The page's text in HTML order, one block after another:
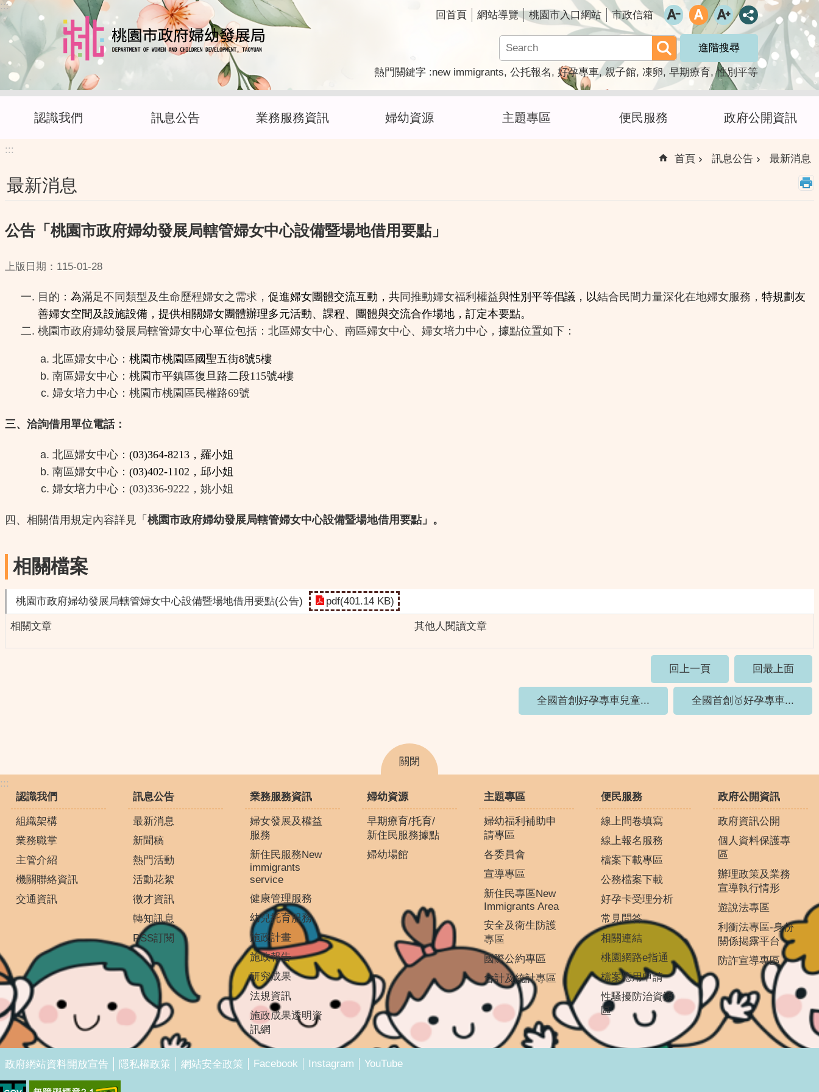
跳到主要內容區塊
:::
回首頁 網站導覽 桃園市入口網站 市政信箱
進階搜尋
熱門關鍵字 new immigrants 公托報名 好孕專車 親子館 凍卵 早期療育 性別平等
認識我們 訊息公告 業務服務資訊 婦幼資源 主題專區 便民服務 政府公開資訊
:::
首頁 訊息公告 最新消息
最新消息
公告「桃園市政府婦幼發展局轄管婦女中心設備暨場地借用要點」
上版日期：115-01-28
目的： 為滿足不同類型及生命歷程婦女之需求， 促進婦女團體交流互動，共同推動婦女福利權益與性別平等倡議，以結合民間力量深化在地婦女服務， 特規劃友
善婦女空間及設施設備，提供相關婦女團體辦理多元活動、課程、團體與交流合作場地，訂定本要點。
桃園市政府婦幼發展局轄管婦女中心單位包括：北區婦女中心、南區婦女中心、婦女培力中心，據點位置如下：
北區婦女中心： 桃園市桃園區國聖五街8號5樓
南區婦女中心： 桃園市平鎮區復旦路二段115號4樓
婦女培力中心： 桃園市桃園區民權路69號
三、洽詢借用單位電話：
北區婦女中心： (03)364-8213 ，羅小姐
南區婦女中心： (03)402-1102 ，邱小姐
婦女培力中心： (03)336-9222 ，姚小姐
四、相關借用規定內容詳見「 桃園市政府婦幼發展局轄管婦女中心設備暨場地借用要點」。
相關檔案
桃園市政府婦幼發展局轄管婦女中心設備暨場地借用要點(公告) pdf(401.14 KB)
相關文章 其他人閱讀文章
回上一頁 回最上面
全國首創好孕專車兒童... 全國首創🥇好孕專車...
關閉
:::
認識我們
組織架構
業務職掌
主管介紹
機關聯絡資訊
交通資訊
訊息公告
最新消息
新聞稿
熱門活動
活動花絮
徵才資訊
轉知訊息
RSS訂閱
業務服務資訊
婦女發展及權益
服務
新住民服務New
immigrants
service
健康管理服務
幼兒托育服務
施政計畫
施政報告
研究成果
法規資訊
施政成果透明資
訊網
婦幼資源
早期療育/托育/
新住民服務據點
婦幼場館
主題專區
婦幼福利補助申
請專區
各委員會
宣導專區
新住民專區New
Immigrants Area
安全及衛生防護
專區
國際公約專區
會計及統計專區
便民服務
線上問卷填寫
線上報名服務
檔案下載專區
公務檔案下載
好孕卡受理分析
常見問答
相關連結
桃園網路e指通
檔案應用申請
性騷擾防治資源
區
政府公開資訊
政府資訊公開
個人資料保護專
區
辦理政策及業務
宣導執行情形
遊說法專區
利衝法專區-身份
關係揭露平台
防詐宣導專區
政府網站資料開放宣告 隱私權政策 網站安全政策 Facebook Instagram YouTube